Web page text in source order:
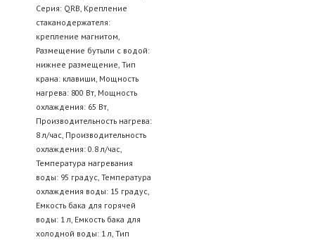
Серия: QRB, Крепление
стаканодержателя:
крепление магнитом,
Размещение бутыли с водой:
нижнее размещение, Тип
крана: клавиши, Мощность
нагрева: 800 Вт, Мощность
охлаждения: 65 Вт,
Производительность нагрева:
8 л/час, Производительность
охлаждения: 0.8 л/час,
Температура нагревания
воды: 95 градус, Температура
охлаждения воды: 15 градус,
Емкость бака для горячей
воды: 1 л, Емкость бака для
холодной воды: 1 л, Тип